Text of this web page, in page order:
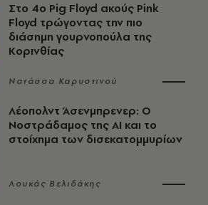
Στο 4ο Pig Floyd ακούς Pink
Floyd τρώγοντας την πιο
διάσημη γουρνοπούλα της
Κορινθίας
Νατάσσα Καρυστινού
Λέοπολντ Άσενμπρενερ: Ο
Νοστράδαμος της AI και το
στοίχημα των δισεκατομμυρίων
Λουκάς Βελιδάκης